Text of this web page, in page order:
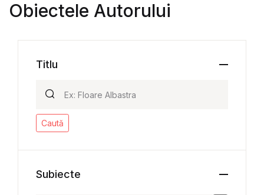
Obiectele Autorului
Titlu
Caută
Subiecte